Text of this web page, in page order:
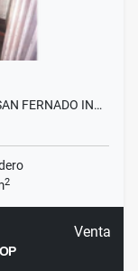
FERNADO IN…
2
Venta